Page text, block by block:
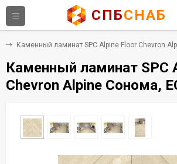
СПБСНАБ
Каменный ламинат SPC Alpine Floor Chevron
Каменный ламинат SPC
Chevron Alpine Сонома,